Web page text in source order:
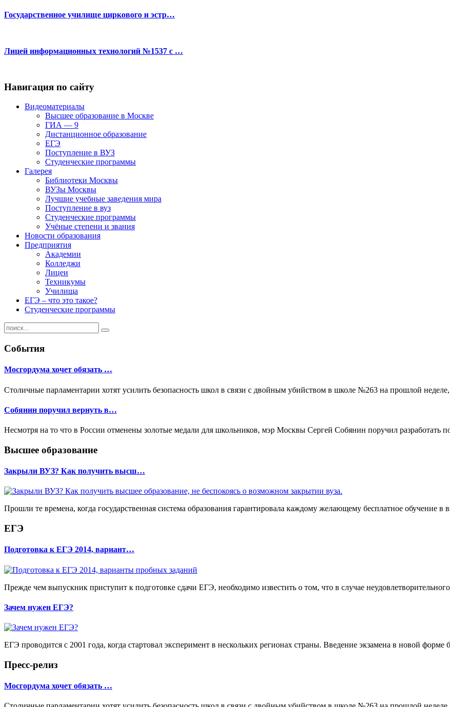
Государственное училище циркового и эстр…
Лицей информационных технологий №1537 с …
Навигация по сайту
Видеоматериалы
Высшее образование в Москве
ГИА — 9
Дистанционное образование
ЕГЭ
Поступление в ВУЗ
Студенческие программы
Галерея
Библиотеки Москвы
ВУЗы Москвы
Лучшие учебные заведения мира
Поступление в вуз
Студенческие программы
Учёные степени и звания
Новости образования
Предприятия
Академии
Колледжи
Лицеи
Техникумы
Училища
ЕГЭ – что это такое?
Студенческие программы
События
Мосгордума хочет обязать …
Столичные парламентарии хотят усилить безопасность школ в связи с двойным убийством в школе №263 на прошлой
Собянин поручил вернуть в…
Несмотря на то что в России отменены золотые медали для школьников, мэр Москвы Сергей Собянин поручил разработать
Высшее образование
Закрыли ВУЗ? Как получить высш…
Прошли те времена, когда государственная система образования гарантировала каждому желающему бесплатное обучение в
ЕГЭ
Подготовка к ЕГЭ 2014, вариант…
Прежде чем выпускник приступит к подготовке сдачи ЕГЭ, необходимо известить о том, что в случае неудовлетворительного
Зачем нужен ЕГЭ?
ЕГЭ проводится с 2001 года, когда стартовал эксперимент в нескольких регионах страны. Введение экзамена в новой
Пресс-релиз
Мосгордума хочет обязать …